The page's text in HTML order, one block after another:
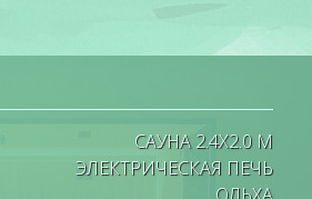
САУНА 2.4X2.0 М
ЭЛЕКТРИЧЕСКАЯ ПЕЧЬ